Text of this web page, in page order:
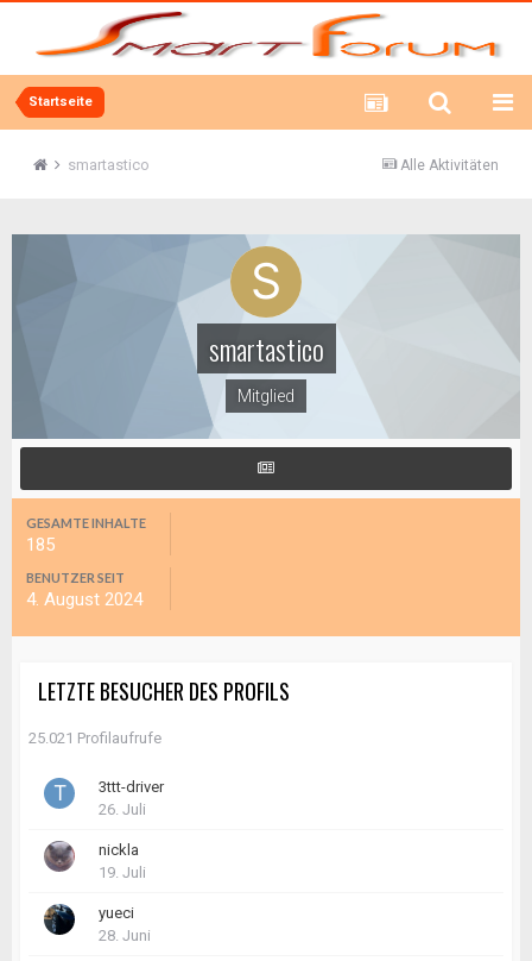
Startseite
Alle Aktivitäten
smartastico
smartastico
Mitglied
GESAMTE INHALTE
185
BENUTZER SEIT
4. August 2024
LETZTE BESUCHER DES PROFILS
25.021 Profilaufrufe
3ttt-driver
26. Juli
nickla
19. Juli
yueci
28. Juni